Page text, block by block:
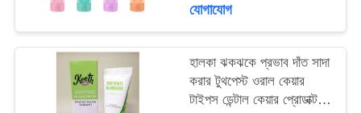
যোগাযোগ
হালকা ঝকঝকে প্রভাব দাঁত সাদা
করার টুথপেস্ট ওরাল কেয়ার
টাইপস ডেন্টাল কেয়ার প্রোডাক্ট